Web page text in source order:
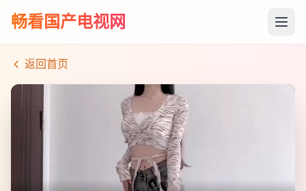
畅看国产电视网
返回首页